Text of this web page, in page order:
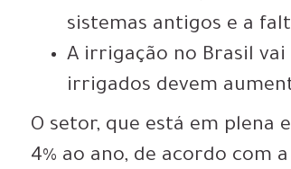
sistemas antigos e a
A irrigação no Brasil vai
irrigados devem
O setor, que está em plena
4% ao ano, de acordo com a